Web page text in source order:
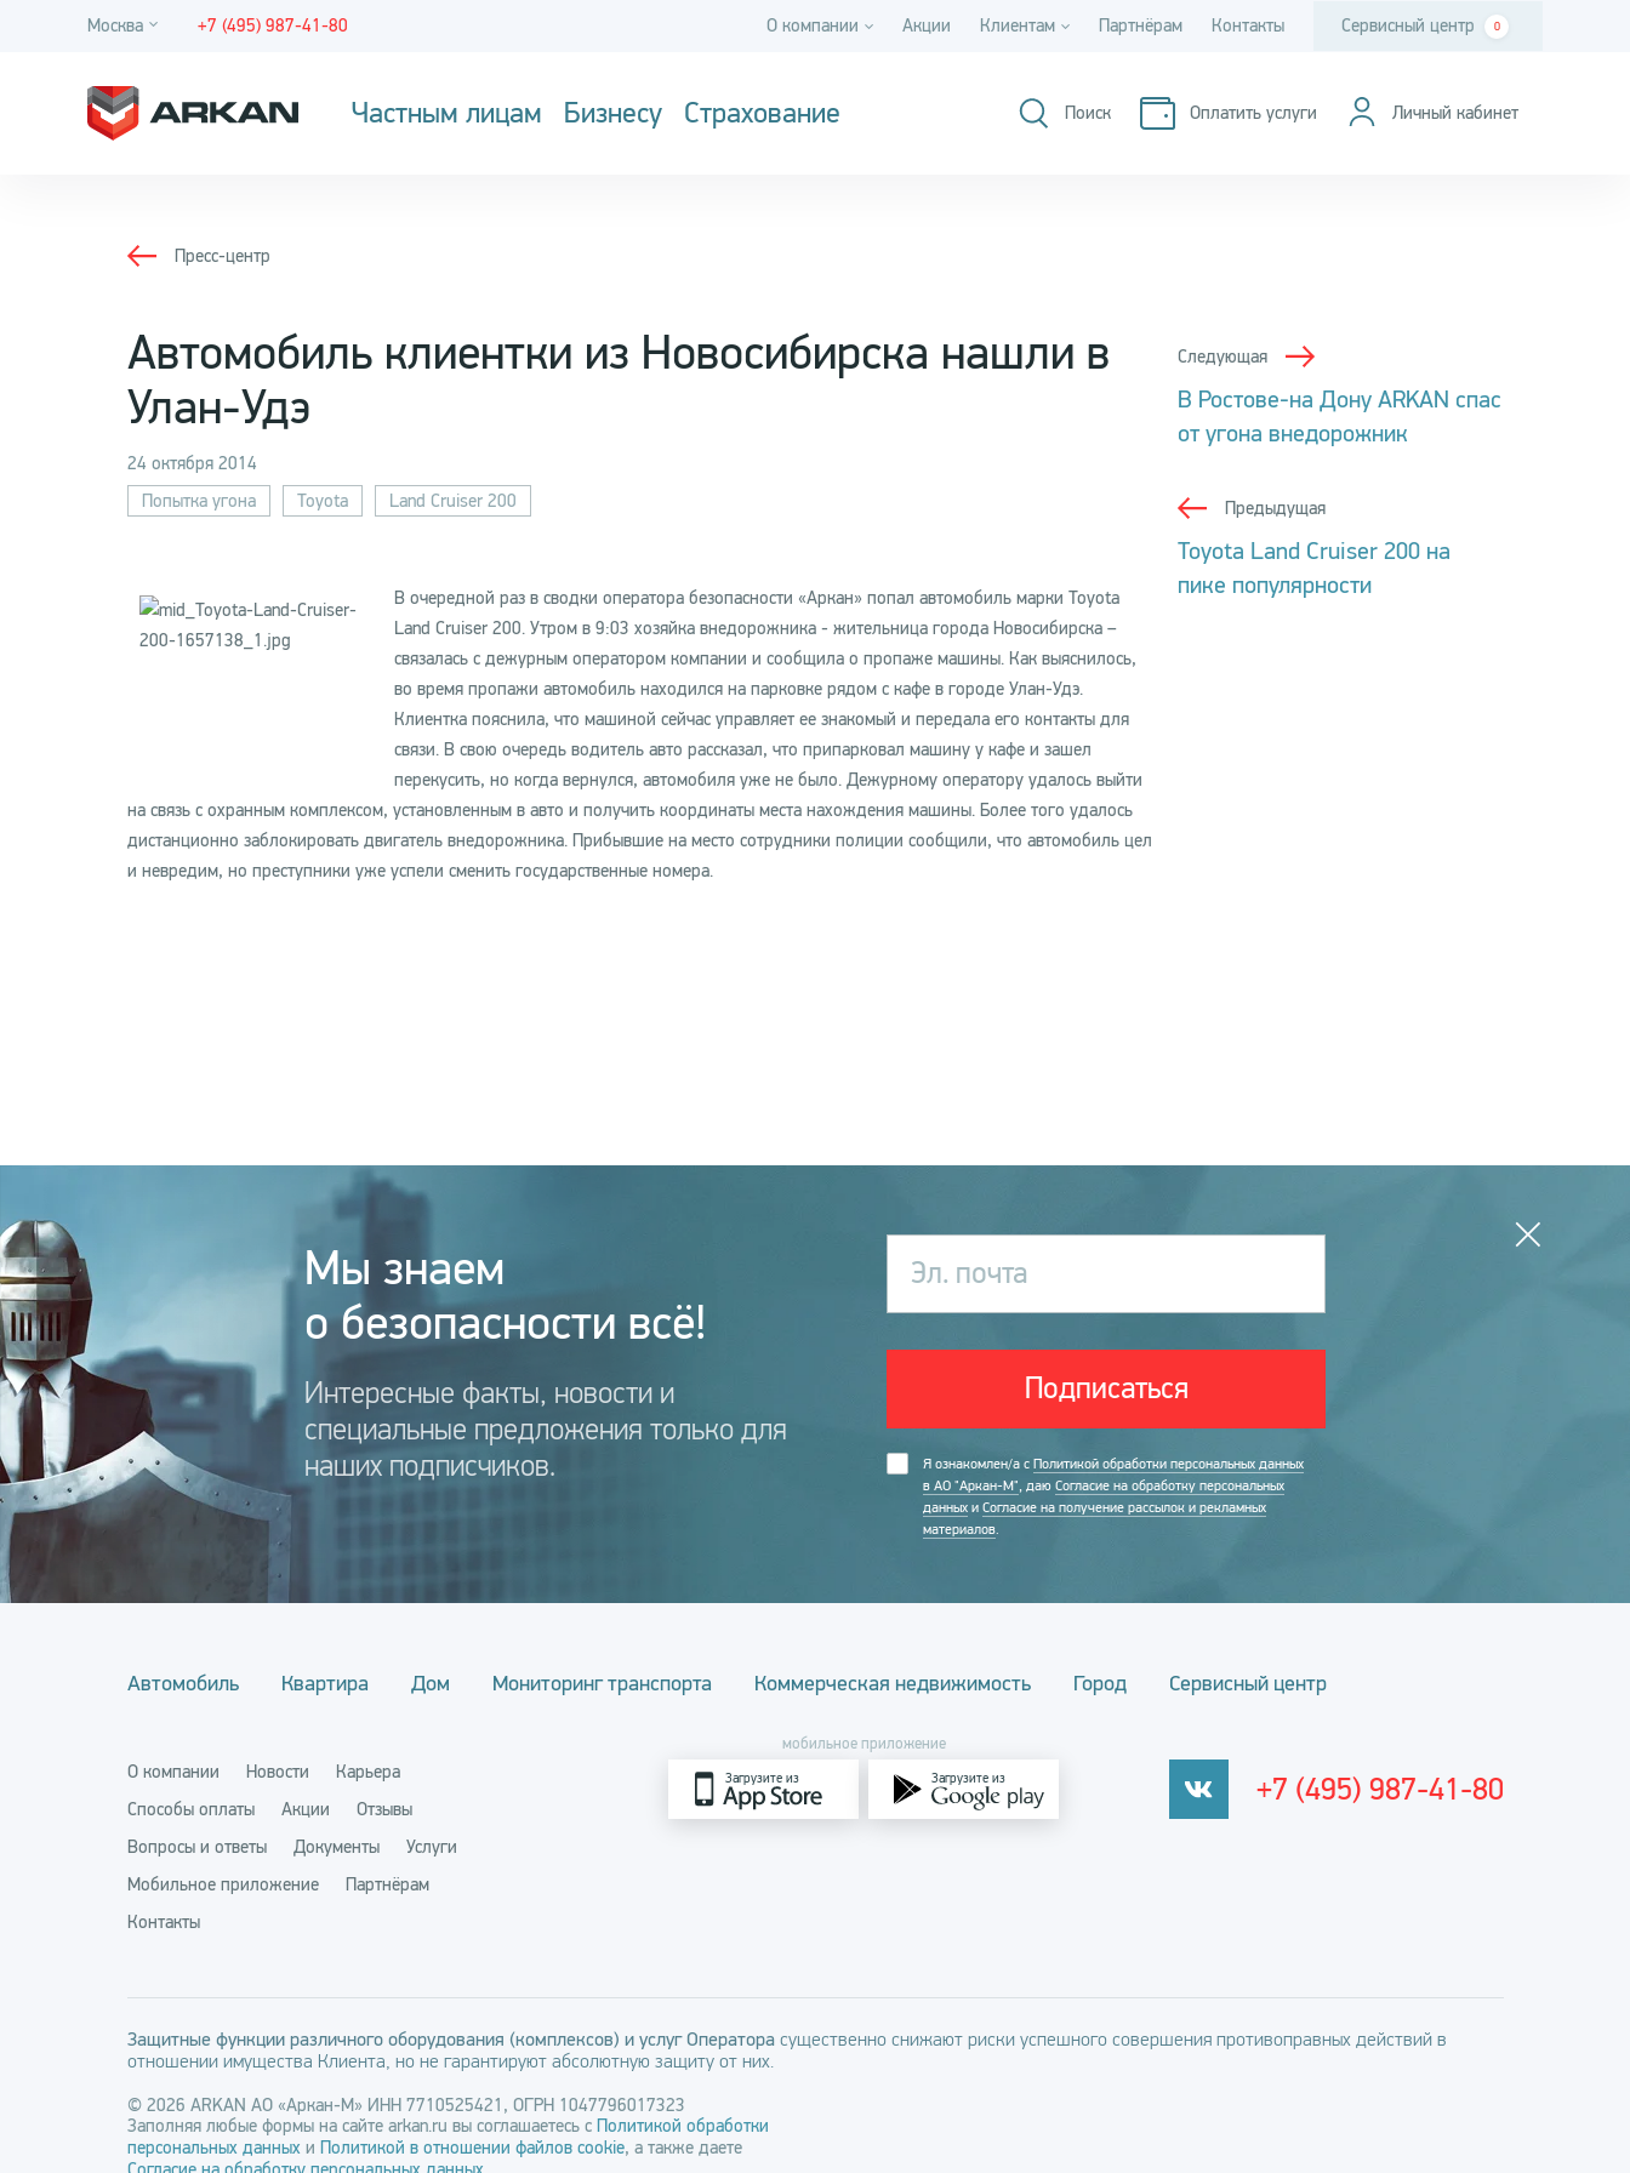
Москва +7 (495) 987-41-80 О компании Акции Клиентам Партнёрам Контакты Сервисный центр 0
Частным лицам Бизнесу Страхование Поиск Оплатить услуги Личный кабинет
Пресс-центр
Автомобиль клиентки из Новосибирска нашли в
Улан-Удэ
24 октября 2014
Попытка угона
Toyota Land Cruiser 200
В очередной раз в сводки оператора безопасности «Аркан» попал автомобиль марки Toyota
Land Cruiser 200. Утром в 9:03 хозяйка внедорожника - жительница города Новосибирска –
связалась с дежурным оператором компании и сообщила о пропаже машины. Как выяснилось,
во время пропажи автомобиль находился на парковке рядом с кафе в городе Улан-Удэ.
Клиентка пояснила, что машиной сейчас управляет ее знакомый и передала его контакты для
связи. В свою очередь водитель авто рассказал, что припарковал машину у кафе и зашел
перекусить, но когда вернулся, автомобиля уже не было. Дежурному оператору удалось выйти
на связь с охранным комплексом, установленным в авто и получить координаты места нахождения машины. Более того удалось
дистанционно заблокировать двигатель внедорожника. Прибывшие на место сотрудники полиции сообщили, что автомобиль цел
и невредим, но преступники уже успели сменить государственные номера.
Следующая
В Ростове-на Дону ARKAN спас
от угона внедорожник
Предыдущая
Toyota Land Cruiser 200 на
пике популярности
Мы знаем
о безопасности всё!
Интересные факты, новости и
специальные предложения только для
наших подписчиков.
Эл. почта
Подписаться
Я ознакомлен/а с Политикой обработки персональных данных
в АО "Аркан-М", даю Согласие на обработку персональных
данных и Согласие на получение рассылок и рекламных
материалов.
Автомобиль Квартира Дом Мониторинг транспорта Коммерческая недвижимость Город Сервисный центр
О компании Новости
Карьера
Способы оплаты
Акции
Отзывы
Вопросы и ответы
Документы
Услуги
Мобильное приложение
Партнёрам
Контакты
мобильное приложение
Загрузите из Загрузите из +7 (495) 987-41-80
Защитные функции различного оборудования (комплексов) и услуг Оператора существенно снижают риски успешного совершения противоправных действий в
отношении имущества Клиента, но не гарантируют абсолютную защиту от них.
© 2026 ARKAN АО «Аркан-М» ИНН 7710525421, ОГРН 1047796017323
Заполняя любые формы на сайте arkan.ru вы соглашаетесь сПолитикой обработки
персональных данных и Политикой в отношении файлов cookie, а также даете